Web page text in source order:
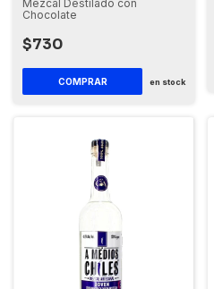
Mezcal Destilado con
Chocolate
$730
COMPRAR en stock